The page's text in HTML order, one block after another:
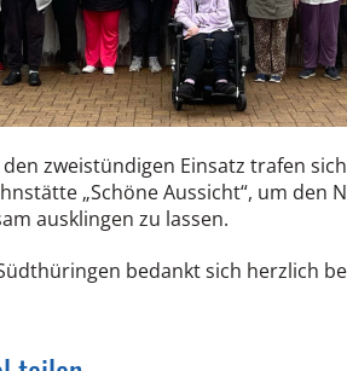
zweistündigen Einsatz trafen
„Schöne Aussicht“, um den
ausklingen zu lassen.
bedankt sich herzlich